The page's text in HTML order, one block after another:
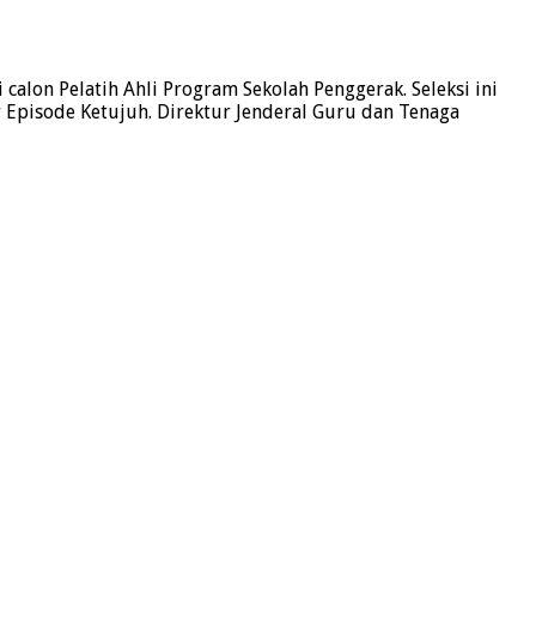
Pelatih Ahli Program Sekolah Penggerak. Seleksi ini
Ketujuh. Direktur Jenderal Guru dan Tenaga